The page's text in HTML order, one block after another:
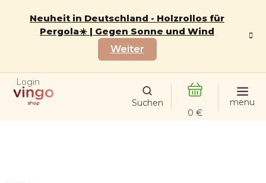
Neuheit in Deutschland - Holzrollos für
Pergola☀️ | Gegen Sonne und Wind
Weiter
Login
WARENKORB